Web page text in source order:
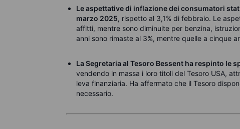
Le aspettative di inflazione dei consumatori
marzo 2025, rispetto al 3,1% di febbraio. Le
affitti, mentre sono diminuite per benzina,
anni sono rimaste al 3%, mentre quelle a cinque
La Segretaria al Tesoro Bessent ha respinto le
vendendo in massa i loro titoli del Tesoro USA,
leva finanziaria. Ha affermato che il Tesoro
necessario.